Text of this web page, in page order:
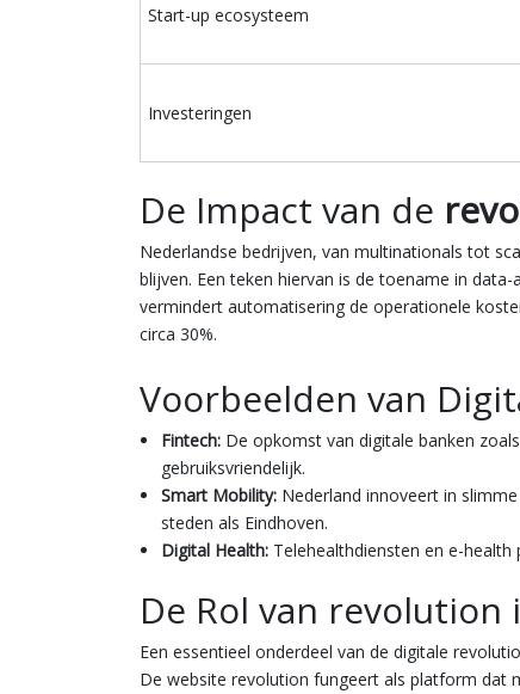
Start-up ecosysteem
Investeringen
De Impact van de
Nederlandse bedrijven, van multinationals tot
blijven. Een teken hiervan is de toename in
vermindert automatisering de operationele
circa 30%.
Voorbeelden van
Fintech:De opkomst van digitale banken
gebruiksvriendelijk.
Smart Mobility:Nederland innoveert in
steden als Eindhoven.
Digital Health:Telehealthdiensten en e-health
De Rol van
Een essentieel onderdeel van de digitale
De website revolution fungeert als platform dat